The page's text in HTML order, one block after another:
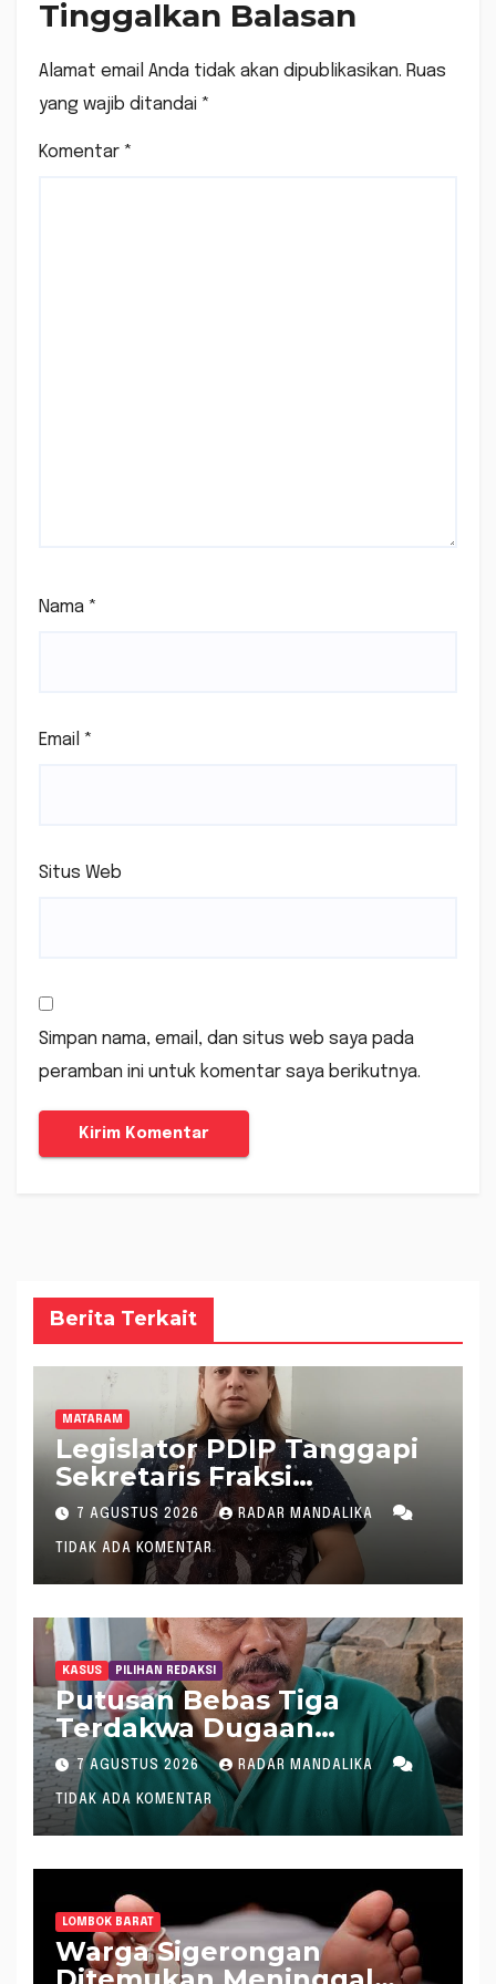
Tinggalkan Balasan
Alamat email Anda tidak akan dipublikasikan. Ruas
yang wajib ditandai *
Komentar *
Nama *
Email *
Situs Web
Simpan nama, email, dan situs web saya pada
peramban ini untuk komentar saya berikutnya.
Berita Terkait
MATARAM
Legislator PDIP Tanggapi
Sekretaris Fraksi
Demokrat : WTP Bukan
Tameng Menolak Audit
Dana Pergeseran BTT Rp
484 Miliar
7 AGUSTUS 2026 RADAR MANDALIKA
TIDAK ADA KOMENTAR
KASUS PILIHAN REDAKSI
Putusan Bebas Tiga
Terdakwa Dugaan
Gratifikasi Dana “Siluman”
DPRD NTB, Najamudin
Sebut Putusan Hakim
Aneh dan Ganjil, Bakal
Lapor Hakim Tipikor
Mataram ke MA
7 AGUSTUS 2026 RADAR MANDALIKA
TIDAK ADA KOMENTAR
LOMBOK BARAT
Warga Sigerongan